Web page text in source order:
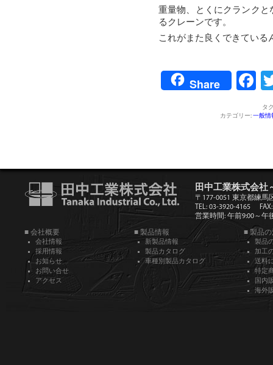
重量物、とくにクランク
るクレーンです。
これがまた良くできている
Share
タ
カテゴリー:一般情
田中工業株式会社
〒177-0051 東京都練馬
TEL: 03-3920-4165
営業時間: 午前9:00～午
■ 会社概要
会社情報
採用情報
お知らせ
お問い合せ
アクセス
■ 製品情報
新製品情報
製品カタログ
車種別製品カタログ
■ 製品
製品
加工
送料
特定
国内
海外